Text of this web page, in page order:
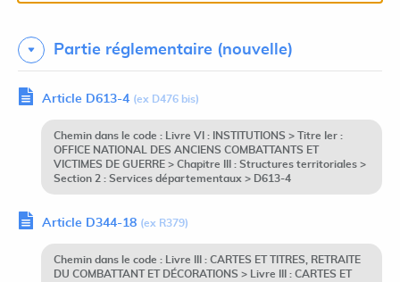
Partie réglementaire (nouvelle)
Article D613-4 (ex D476 bis)
Chemin dans le code : Livre VI : INSTITUTIONS > Titre Ier :
OFFICE NATIONAL DES ANCIENS COMBATTANTS ET
VICTIMES DE GUERRE > Chapitre III : Structures territoriales >
Section 2 : Services départementaux > D613-4
Article D344-18 (ex R379)
Chemin dans le code : Livre III : CARTES ET TITRES, RETRAITE
DU COMBATTANT ET DÉCORATIONS > Livre III : CARTES ET